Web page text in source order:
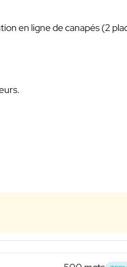
en ligne de canapés (2